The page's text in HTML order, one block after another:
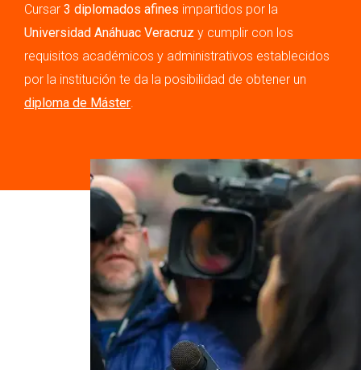
Cursar 3 diplomados afines impartidos por la
Universidad Anáhuac Veracruz y cumplir con los
requisitos académicos y administrativos establecidos
por la institución te da la posibilidad de obtener un
diploma de Máster